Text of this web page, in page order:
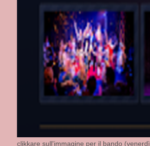
clikkare sull'immagine per il bando (venerdì